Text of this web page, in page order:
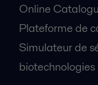
Online
Plateforme de
Simulateur de
biotechnologies